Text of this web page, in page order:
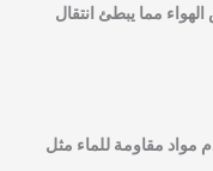
مما يبطئ انتقال
مواد مقاومة للماء مثل